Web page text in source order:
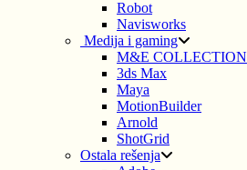
Robot
Navisworks
Medija i gaming
M&E COLLECTION
3ds Max
Maya
MotionBuilder
Arnold
ShotGrid
Ostala rešenja